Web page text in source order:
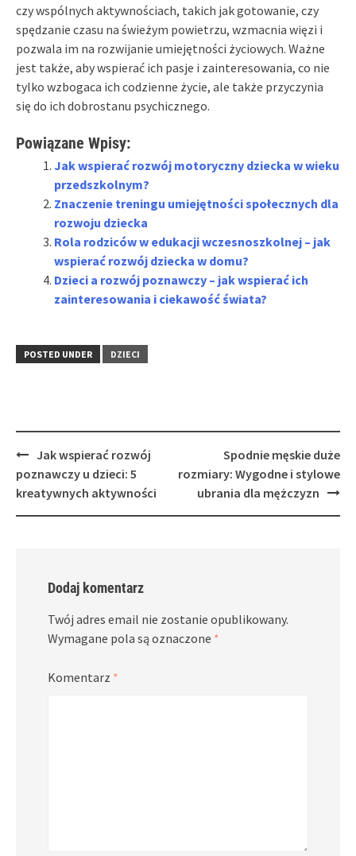
czy wspólnych aktywnościach, takich jak gotowanie, czy
spędzanie czasu na świeżym powietrzu, wzmacnia więzi i
pozwala im na rozwijanie umiejętności życiowych. Ważne
jest także, aby wspierać ich pasje i zainteresowania, co nie
tylko wzbogaca ich codzienne życie, ale także przyczynia
się do ich dobrostanu psychicznego.
Powiązane Wpisy:
Jak wspierać rozwój motoryczny dziecka w wieku
przedszkolnym?
Znaczenie treningu umiejętności społecznych dla
rozwoju dziecka
Rola rodziców w edukacji wczesnoszkolnej – jak
wspierać rozwój dziecka w domu?
Dzieci a rozwój poznawczy – jak wspierać ich
zainteresowania i ciekawość świata?
POSTED UNDER DZIECI
Post
navigation
Jak wspierać rozwój
poznawczy u dzieci: 5
kreatywnych aktywności
Spodnie męskie duże
rozmiary: Wygodne i stylowe
ubrania dla mężczyzn
Dodaj komentarz
Twój adres email nie zostanie opublikowany.
Wymagane pola są oznaczone *
Komentarz *